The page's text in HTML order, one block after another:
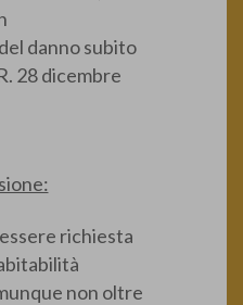
danno subito
28 dicembre
richiesta
non oltre